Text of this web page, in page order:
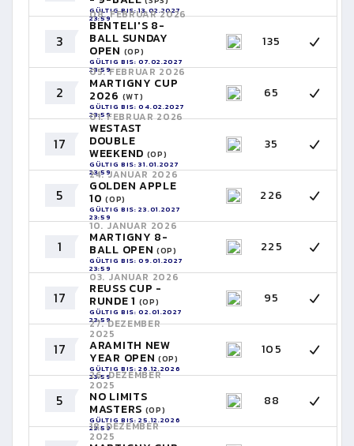
GÜLTIG BIS: 13.02.2027
23:59
3
08. FEBRUAR 2026
BENTELI'S 8-
BALL SUNDAY
OPEN (OP)
GÜLTIG BIS: 07.02.2027
23:59
135
2
05. FEBRUAR 2026
MARTIGNY CUP
2026 (WT)
GÜLTIG BIS: 04.02.2027
23:59
65
17
01. FEBRUAR 2026
WESTAST
DOUBLE
WEEKEND (OP)
GÜLTIG BIS: 31.01.2027
23:59
35
5
24. JANUAR 2026
GOLDEN APPLE
10(OP)
GÜLTIG BIS: 23.01.2027
23:59
226
1
10. JANUAR 2026
MARTIGNY 8-
BALL OPEN (OP)
GÜLTIG BIS: 09.01.2027
23:59
225
17
03. JANUAR 2026
REUSS CUP -
RUNDE 1 (OP)
GÜLTIG BIS: 02.01.2027
23:59
95
17
27. DEZEMBER
2025
ARAMITH NEW
YEAR OPEN (OP)
GÜLTIG BIS: 26.12.2026
23:59
105
5
26. DEZEMBER
2025
NO LIMITS
MASTERS (OP)
GÜLTIG BIS: 25.12.2026
23:59
88
18. DEZEMBER
2025